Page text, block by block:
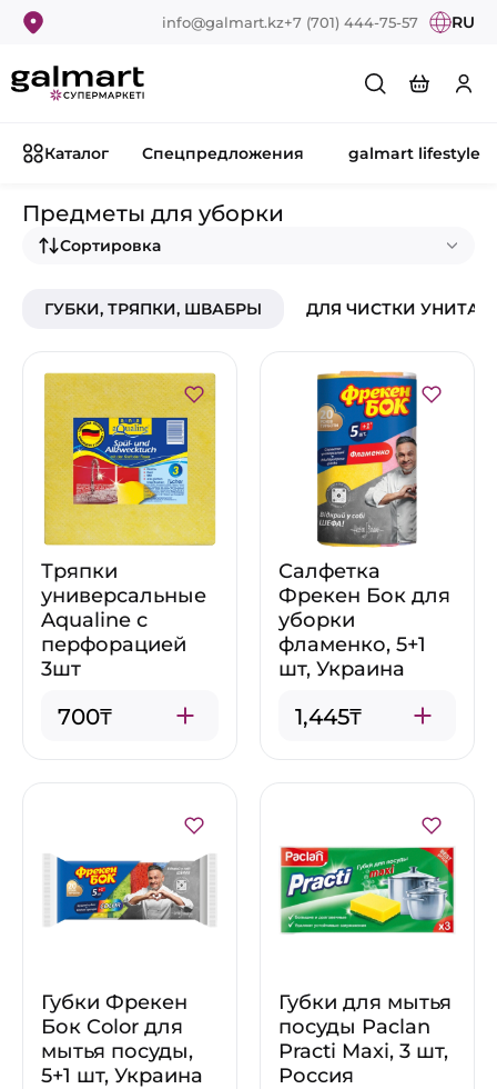
info@galmart.kz+7 (701) 444-75-57 RU
Каталог Спецпредложения galmart lifestyle
Предметы для уборки
Сортировка
ГУБКИ, ТРЯПКИ, ШВАБРЫ ДЛЯ ЧИСТКИ
Тряпки
универсальные
Aqualine с
перфорацией
3шт
700₸
Салфетка
Фрекен Бок для
уборки
фламенко, 5+1
шт, Украина
1,445₸
Губки Фрекен
Бок Color для
мытья посуды,
5+1 шт, Украина
Губки для мытья
посуды Paclan
Practi Maxi, 3 шт,
Россия